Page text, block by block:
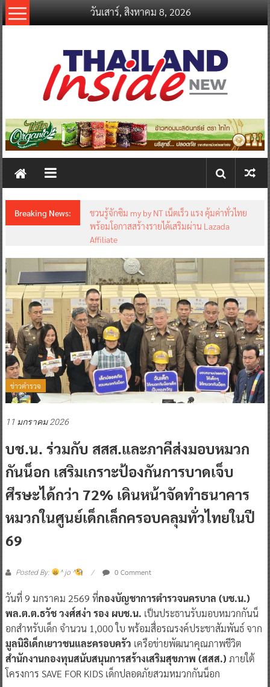
Skip
to
วันเสาร์, สิงหาคม 8, 2026
thailandinsidenew.com
Thailand
New
Breaking News:
ชวนรู้จักซิม my by NT เน็ตเร็ว แรง คุ้มค่าทั่วไทย
พร้อมโอกาสสร้างรายได้เสริมผ่าน Lazada
Affiliate
ข่าวตำรวจ
11 มกราคม 2026
บช.น. ร่วมกับ สสส.และภาคีส่งมอบหมวก
กันน็อก เสริมเกราะป้องกันการบาดเจ็บ
ศีรษะได้กว่า 72% เดินหน้าจัดทำธนาคาร
หมวกในศูนย์เด็กเล็กครอบคลุมทั่วไทยในปี
69
Posted By: ^ jo ^ 0 Comment
วันที่ 9 มกราคม 2569 ที่กองบัญชาการตำรวจนครบาล (บช.น.)
พล.ต.ต.ธวัช วงศ์สง่า รอง ผบช.น. เป็นประธานรับมอบหมวกกันน็
อกสำหรับเด็ก จำนวน 1,000 ใบ พร้อมสื่อรณรงค์ประชาสัมพันธ์ จาก
มูลนิธิเด็กเยาวชนและครอบครัว เครือข่ายพัฒนาคุณภาพชีวิต
สำนักงานกองทุนสนับสนุนการสร้างเสริมสุขภาพ (สสส.) ภายใต้
โครงการ SAVE FOR KIDS เด็กปลอดภัยสวมหมวกกันน็อก